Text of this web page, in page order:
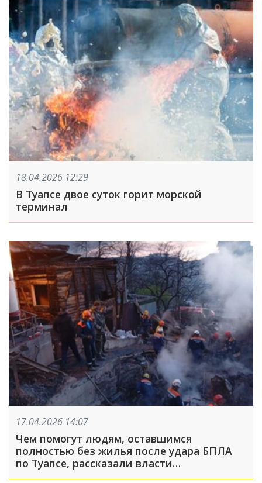
18.04.2026 12:29
В Туапсе двое суток горит морской
терминал
17.04.2026 14:07
Чем помогут людям, оставшимся
полностью без жилья после удара БПЛА
по Туапсе, рассказали власти
муниципального округа